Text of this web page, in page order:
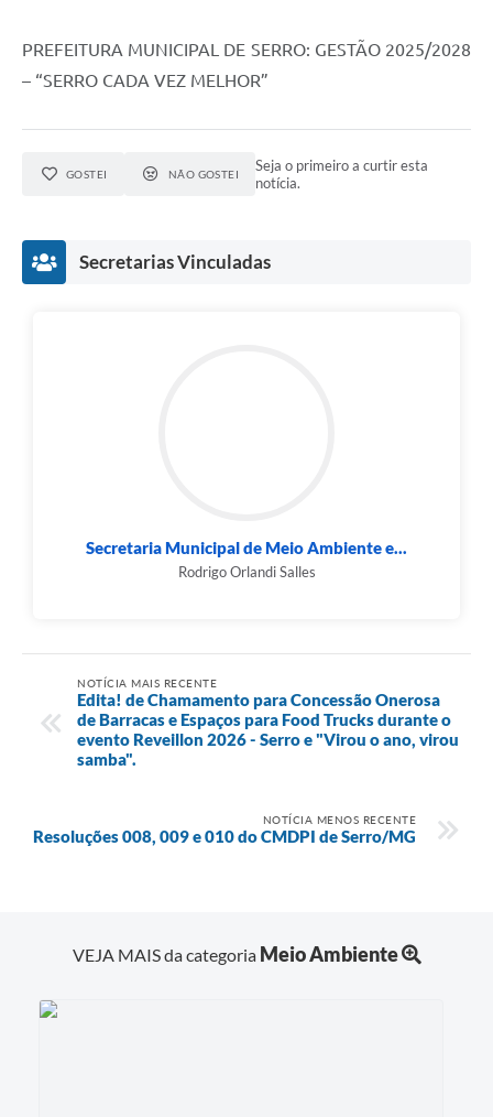
PREFEITURA MUNICIPAL DE SERRO: GESTÃO 2025/2028
– “SERRO CADA VEZ MELHOR”
GOSTEI NÃO GOSTEI
Seja o primeiro a curtir esta
notícia.
Secretarias Vinculadas
Secretaria Municipal de Meio Ambiente e...
Rodrigo Orlandi Salles
NOTÍCIA MAIS RECENTE
Edita! de Chamamento para Concessão Onerosa
de Barracas e Espaços para Food Trucks durante o
evento Reveillon 2026 - Serro e "Virou o ano, virou
samba".
NOTÍCIA MENOS RECENTE
Resoluções 008, 009 e 010 do CMDPI de Serro/MG
VEJA MAIS da categoria Meio Ambiente